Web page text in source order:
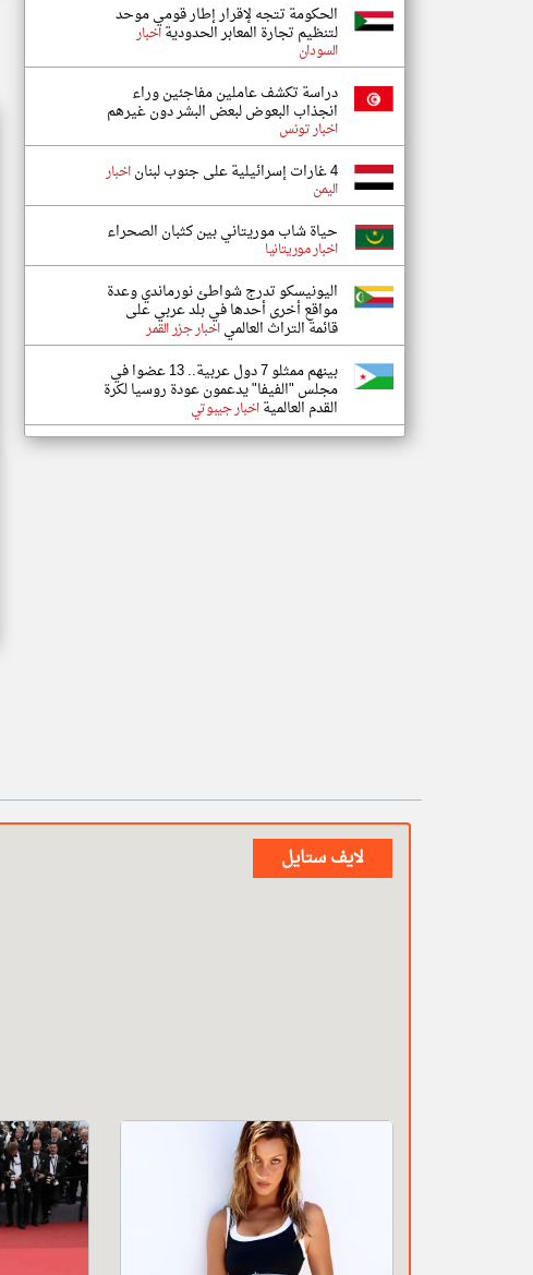
الحكومة تتجه لإقرار إطار قومي موحد
لتنظيم تجارة المعابر الحدوديةاخبار
السودان
دراسة تكشف عاملين مفاجئين وراء
انجذاب البعوض لبعض البشر دون غيرهم
اخبار تونس
4 غارات إسرائيلية على جنوب لبنان اخبار
اليمن
حياة شاب موريتاني بين كثبان الصحراء
اخبار موريتانيا
اليونيسكو تدرج شواطئ نورماندي وعدة
مواقع أخرى أحدها في بلد عربي على
قائمة التراث العالمياخبار جزر القمر
بينهم ممثلو 7 دول عربية.. 13 عضوا في
مجلس "الفيفا" يدعمون عودة روسيا لكرة
القدم العالميةاخبار جيبوتي
لايف ستايل